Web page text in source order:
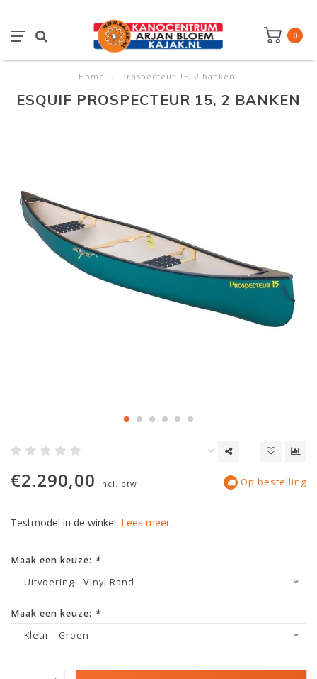
0
Home / Prospecteur 15, 2 banken
ESQUIF PROSPECTEUR 15, 2 BANKEN
€2.290,00 Incl. btw Op bestelling
Testmodel in de winkel. Lees meer..
Maak een keuze: *
Uitvoering - Vinyl Rand
Maak een keuze: *
Kleur - Groen